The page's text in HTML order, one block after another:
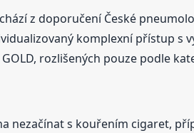
z doporučení České
komplexní přístup
rozlišených pouze podle
nezačínat s kouřením cigaret,